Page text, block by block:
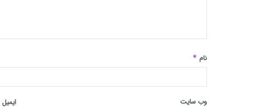
نام *
ایمیل وب‌ سایت